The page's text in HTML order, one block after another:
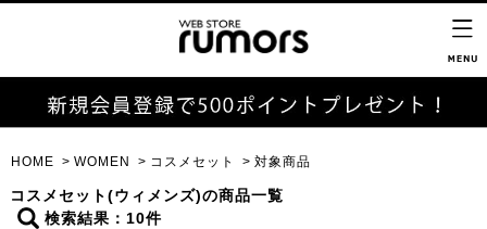
HOME WOMEN コスメセット 対象商品
コスメセット(ウィメンズ)の商品一覧
検索結果：10件